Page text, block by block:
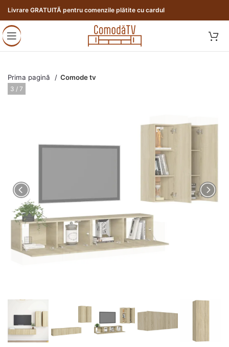
Livrare GRATUITĂ pentru comenzile plătite cu cardul
Prima pagină Comode tv
3 / 7